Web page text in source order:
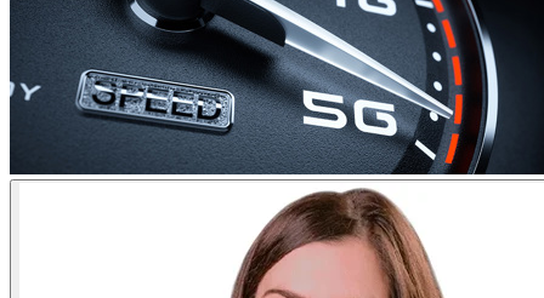
Fournisseurs